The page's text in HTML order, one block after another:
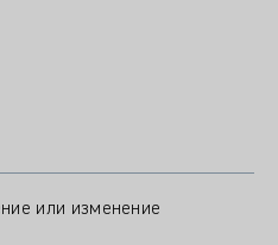
или изменение